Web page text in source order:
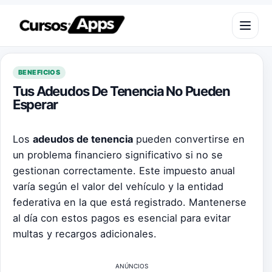
Saltar al contenido
Abrir
BENEFICIOS
Tus Adeudos De Tenencia No Pueden
Esperar
Los adeudos de tenencia pueden convertirse en
un problema financiero significativo si no se
gestionan correctamente. Este impuesto anual
varía según el valor del vehículo y la entidad
federativa en la que está registrado. Mantenerse
al día con estos pagos es esencial para evitar
multas y recargos adicionales.
ANÚNCIOS